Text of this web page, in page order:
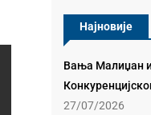
Најновије
Вања Малиџан
27/07/2026